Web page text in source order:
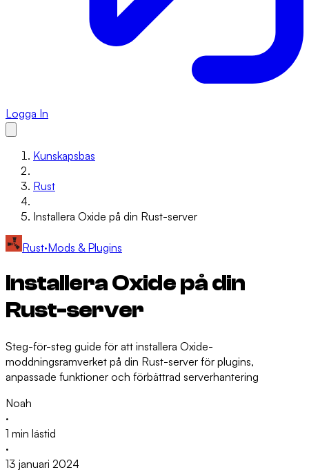
Logga In
Kunskapsbas
Rust
Installera Oxide på din Rust-server
Rust·Mods & Plugins
Installera Oxide på din
Rust-server
Steg-för-steg guide för att installera Oxide-
moddningsramverket på din Rust-server för plugins,
anpassade funktioner och förbättrad serverhantering
Noah
·
1 min lästid
·
13 januari 2024